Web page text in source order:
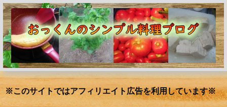
※このサイトではアフィリエイト広告を利用しています※